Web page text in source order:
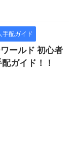
手配ガイド
ールド 初心者
ガイド！！